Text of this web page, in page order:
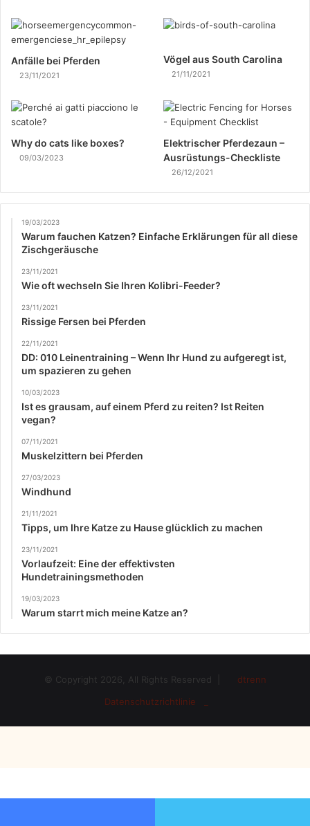
Anfälle bei Pferden
23/11/2021
Vögel aus South Carolina
21/11/2021
Why do cats like boxes?
09/03/2023
Elektrischer Pferdezaun –
Ausrüstungs-Checkliste
26/12/2021
19/03/2023
Warum fauchen Katzen? Einfache Erklärungen für all diese
Zischgeräusche
23/11/2021
Wie oft wechseln Sie Ihren Kolibri-Feeder?
23/11/2021
Rissige Fersen bei Pferden
22/11/2021
DD: 010 Leinentraining – Wenn Ihr Hund zu aufgeregt ist,
um spazieren zu gehen
10/03/2023
Ist es grausam, auf einem Pferd zu reiten? Ist Reiten
vegan?
07/11/2021
Muskelzittern bei Pferden
27/03/2023
Windhund
21/11/2021
Tipps, um Ihre Katze zu Hause glücklich zu machen
23/11/2021
Vorlaufzeit: Eine der effektivsten
Hundetrainingsmethoden
19/03/2023
Warum starrt mich meine Katze an?
© Copyright 2026, All Rights Reserved |
dtrenn
Datenschutzrichtlinie _